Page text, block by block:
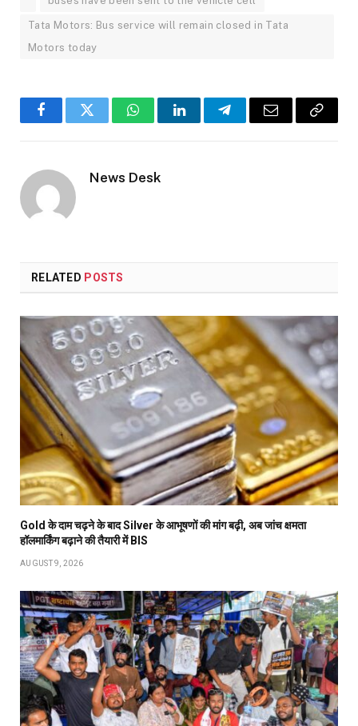
Tata Motors: Bus service will remain closed in Tata
Motors today
FacebookTwitter WhatsAppLinkedInTelegramEmail
Copy
News Desk
RELATED POSTS
Gold के दाम चढ़ने के बाद Silver के आभूषणों की मांग बढ़ी, अब जांच क्षमता
हॉलमार्किंग बढ़ाने की तैयारी में BIS
AUGUST 9, 2026